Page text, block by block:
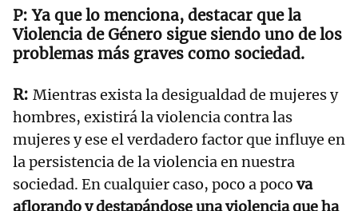
Ya que lo menciona, destacar que la
Violencia de Género sigue siendo uno de los
problemas más graves como sociedad.
Mientras exista la desigualdad de mujeres y
hombres, existirá la violencia contra las
mujeres y ese el verdadero factor que influye en
la persistencia de la violencia en nuestra
sociedad. En cualquier caso, poco a poco va
aflorando y destapándose una violencia que ha